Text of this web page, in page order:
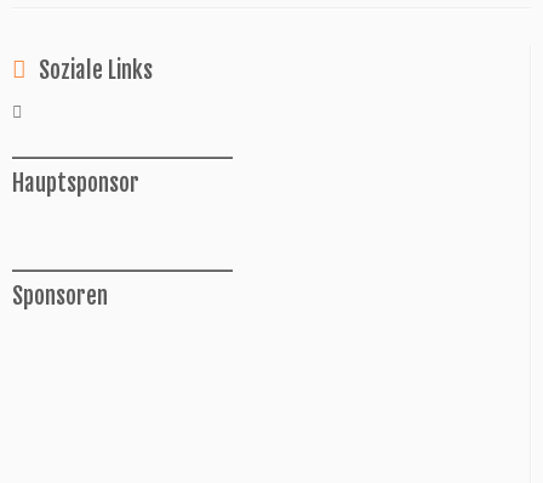
Soziale Links
Hauptsponsor
Sponsoren